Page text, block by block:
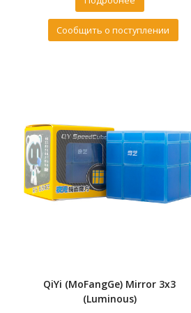
Сообщить о поступлении
QiYi (MoFangGe) Mirror 3x3
(Luminous)